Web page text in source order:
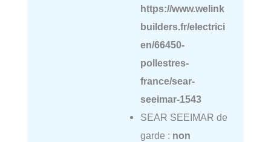
https://www.welink
builders.fr/electrici
en/66450-
pollestres-
france/sear-
seeimar-1543
SEAR SEEIMAR de
garde : non